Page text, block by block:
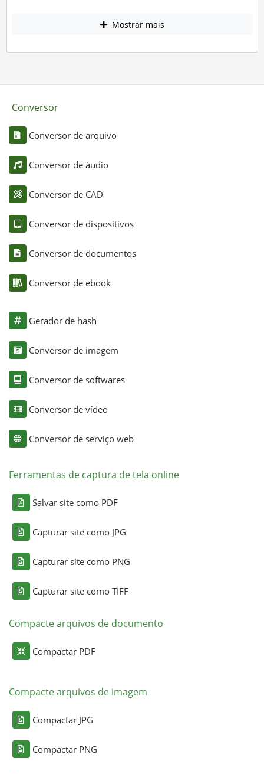
Mostrar mais
Conversor
Conversor de arquivo
Conversor de áudio
Conversor de CAD
Conversor de dispositivos
Conversor de documentos
Conversor de ebook
Gerador de hash
Conversor de imagem
Conversor de softwares
Conversor de vídeo
Conversor de serviço web
Ferramentas de captura de tela online
Salvar site como PDF
Capturar site como JPG
Capturar site como PNG
Capturar site como TIFF
Compacte arquivos de documento
Compactar PDF
Compacte arquivos de imagem
Compactar JPG
Compactar PNG